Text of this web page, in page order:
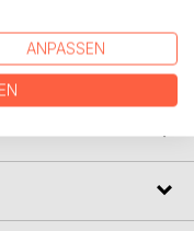
das Sparen
ANPASSEN